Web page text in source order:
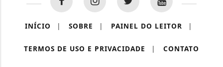
INÍCIO | SOBRE | PAINEL DO LEITOR |
TERMOS DE USO E PRIVACIDADE | CONTATO